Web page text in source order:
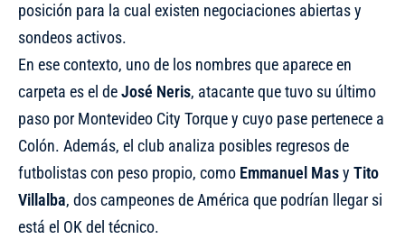
posición para la cual existen negociaciones abiertas y
sondeos activos.
En ese contexto, uno de los nombres que aparece en
carpeta es el deJosé Neris, atacante que tuvo su último
paso por Montevideo City Torque y cuyo pase pertenece a
Colón. Además, el club analiza posibles regresos de
futbolistas con peso propio, como Emmanuel Masy Tito
Villalba, dos campeones de América que podrían llegar si
está el OK del técnico.